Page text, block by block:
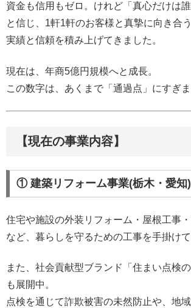
資金も信用もゼロ。けれど「真心だけは誰
と信じ、1軒1軒のお客様と真摯に向き合
実績と信頼を積み上げてきました。
現在は、年商5億円規模へと成長。
この数字は、あくまで「通過点」にすぎま
【現在の事業内容】
① 建築リフォーム事業(栃木・愛知)
住宅や施設の外装リフォーム・屋根工事
など、暮らしを守るための工事を手掛けて
また、社会貢献型ブランド「住まい点検の
も展開中。
点検を通じて詐欺被害の未然防止や、地